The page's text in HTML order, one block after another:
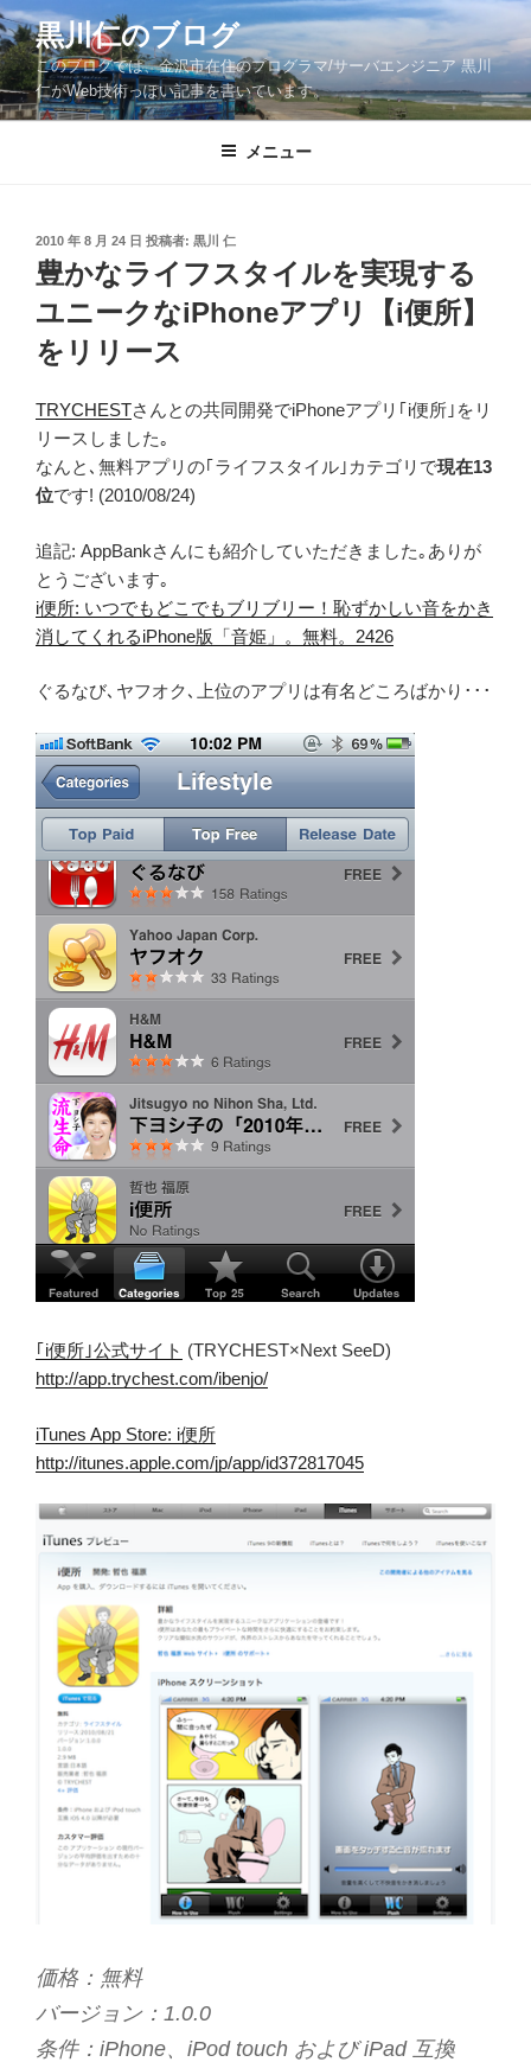
コ
ン
テ
ン
ツ
黒川仁のブログ
このブログでは、金沢市在住のプログラマ/サーバエンジニア 黒川
仁がWeb技術っぽい記事を書いています。
メニュー
投
稿
日:
2010 年 8 月 24 日 投稿者: 黒川 仁
豊かなライフスタイルを実現する
ユニークなiPhoneアプリ【i便所】
をリリース
TRYCHESTさんとの共同開発でiPhoneアプリ｢i便所｣をリ
リースしました｡
なんと､無料アプリの｢ライフスタイル｣カテゴリで現在13
位です! (2010/08/24)
追記: AppBankさんにも紹介していただきました｡ありが
とうございます｡
i便所: いつでもどこでもブリブリー！恥ずかしい音をかき
消してくれるiPhone版「音姫」。無料。2426
ぐるなび､ヤフオク､上位のアプリは有名どころばかり･･･
｢i便所｣公式サイト (TRYCHEST×Next SeeD)
http://app.trychest.com/ibenjo/
iTunes App Store: i便所
http://itunes.apple.com/jp/app/id372817045
価格：無料
バージョン：1.0.0
条件：iPhone、iPod touch および iPad 互換